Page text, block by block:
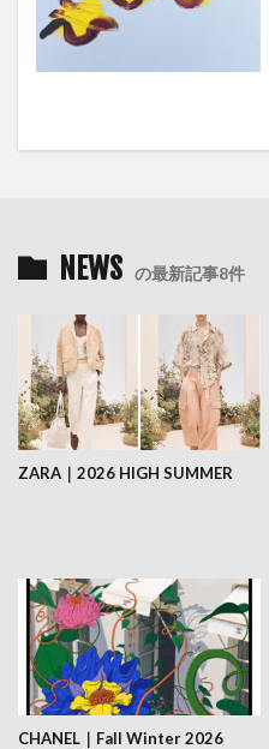
NEWS の最新記事8件
ZARA｜2026 HIGH SUMMER
CHANEL｜Fall Winter 2026